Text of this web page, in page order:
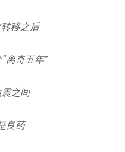
移之后
离奇五年”
之间
良药